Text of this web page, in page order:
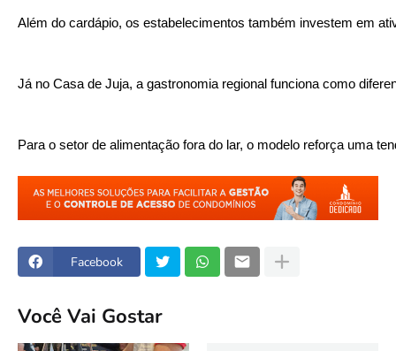
Além do cardápio, os estabelecimentos também investem em
Já no Casa de Juja, a gastronomia regional funciona como
Para o setor de alimentação fora do lar, o modelo reforça uma
Facebook
Você Vai Gostar